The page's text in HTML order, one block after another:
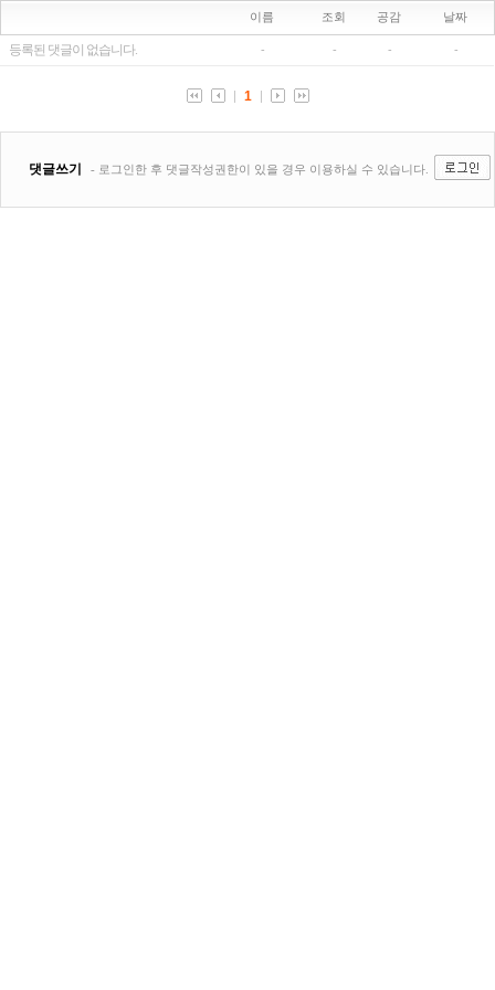
이름 조회 공감 날짜
등록된 댓글이 없습니다. - - - -
1
댓글쓰기 - 로그인한 후 댓글작성권한이 있을 경우 이용하실 수 있습니다.